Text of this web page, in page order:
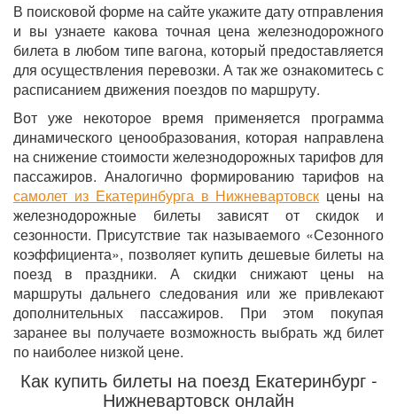
В поисковой форме на сайте укажите дату отправления
и вы узнаете какова точная цена железнодорожного
билета в любом типе вагона, который предоставляется
для осуществления перевозки. А так же ознакомитесь с
расписанием движения поездов по маршруту.
Вот уже некоторое время применяется программа
динамического ценообразования, которая направлена
на снижение стоимости железнодорожных тарифов для
пассажиров. Аналогично формированию тарифов на
самолет из Екатеринбурга в Нижневартовск цены на
железнодорожные билеты зависят от скидок и
сезонности. Присутствие так называемого «Сезонного
коэффициента», позволяет купить дешевые билеты на
поезд в праздники. А скидки снижают цены на
маршруты дальнего следования или же привлекают
дополнительных пассажиров. При этом покупая
заранее вы получаете возможность выбрать жд билет
по наиболее низкой цене.
Как купить билеты на поезд Екатеринбург -
Нижневартовск онлайн